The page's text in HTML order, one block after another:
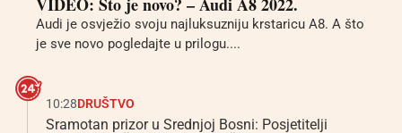
Audi je osvježio svoju najluksuzniju krstaricu A8. A što
je sve novo pogledajte u prilogu....
10:28DRUŠTVO
Sramotan prizor u Srednjoj Bosni: Posjetitelji